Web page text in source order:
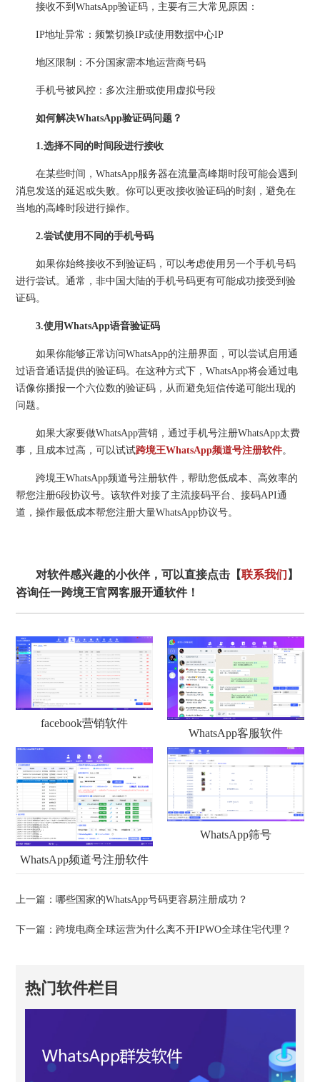
接收不到WhatsApp验证码，主要有三大常见原因：
IP地址异常：频繁切换IP或使用数据中心IP
地区限制：不分国家需本地运营商号码
手机号被风控：多次注册或使用虚拟号段
如何解决WhatsApp验证码问题？
1.选择不同的时间段进行接收
在某些时间，WhatsApp服务器在流量高峰期时段可能会遇到
消息发送的延迟或失败。你可以更改接收验证码的时刻，避免在
当地的高峰时段进行操作。
2.尝试使用不同的手机号码
如果你始终接收不到验证码，可以考虑使用另一个手机号码
进行尝试。通常，非中国大陆的手机号码更有可能成功接受到验
证码。
3.使用WhatsApp语音验证码
如果你能够正常访问WhatsApp的注册界面，可以尝试启用通
过语音通话提供的验证码。在这种方式下，WhatsApp将会通过电
话像你播报一个六位数的验证码，从而避免短信传递可能出现的
问题。
如果大家要做WhatsApp营销，通过手机号注册WhatsApp太费
事，且成本过高，可以试试跨境王WhatsApp频道号注册软件。
跨境王WhatsApp频道号注册软件，帮助您低成本、高效率的
帮您注册6段协议号。该软件对接了主流接码平台、接码API通
道，操作最低成本帮您注册大量WhatsApp协议号。
对软件感兴趣的小伙伴，可以直接点击【联系我们 】
咨询任一跨境王官网客服开通软件！
facebook营销软件
WhatsApp客服软件
WhatsApp频道号注册软件
WhatsApp筛号
上一篇：哪些国家的WhatsApp号码更容易注册成功？
下一篇：跨境电商全球运营为什么离不开IPWO全球住宅代理？
热门软件栏目